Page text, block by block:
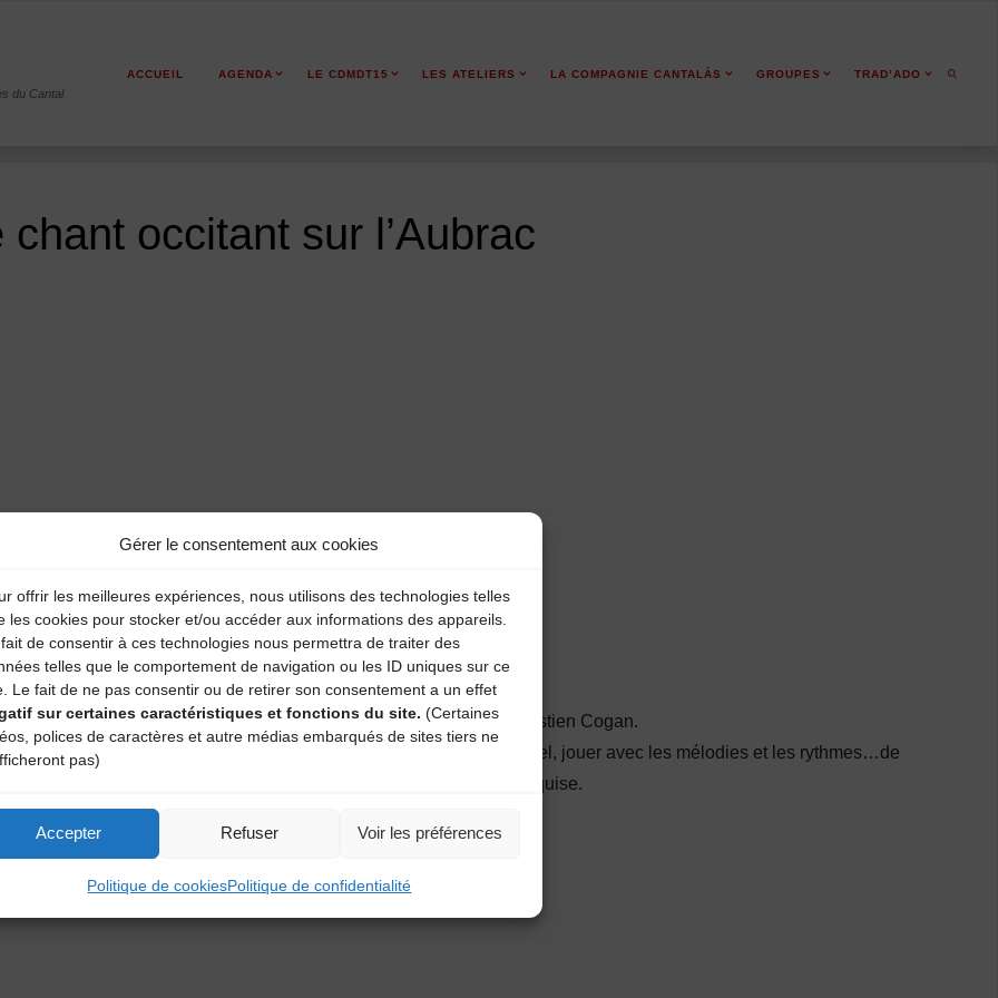
Gérer le consentement aux cookies
offrir les meilleures expériences, nous utilisons des technologies telles
les cookies pour stocker et/ou accéder aux informations des appareils.
de consentir à ces technologies nous permettra de traiter des
telles que le comportement de navigation ou les ID uniques sur ce
Le fait de ne pas consentir ou de retirer son consentement a un effet
sur certaines caractéristiques et fonctions du site. (Certaines
polices de caractères et autre médias embarqués de sites tiers ne
pas)
Accepter Refuser Voir les préférences
Politique de cookiesPolitique de confidentialité
du Cantal
ACCUEIL AGENDA LE CDMDT15 LES ATELIERS LA COMPAGNIE CANTALÀS GROUPES TRAD’ADO
occitant sur l’Aubrac
de «Cant’Aubrac« , stage de chant occitan, sur l’Aubrac avec Sébastien Cogan.
plonger dans des chants, en occitan, issus du répertoire traditionnel, jouer avec les mélodies et les rythmes…de
très orthodoxe ! Aucune connaissance en occitan préalable requise.
: 06 32 75 96 77 –